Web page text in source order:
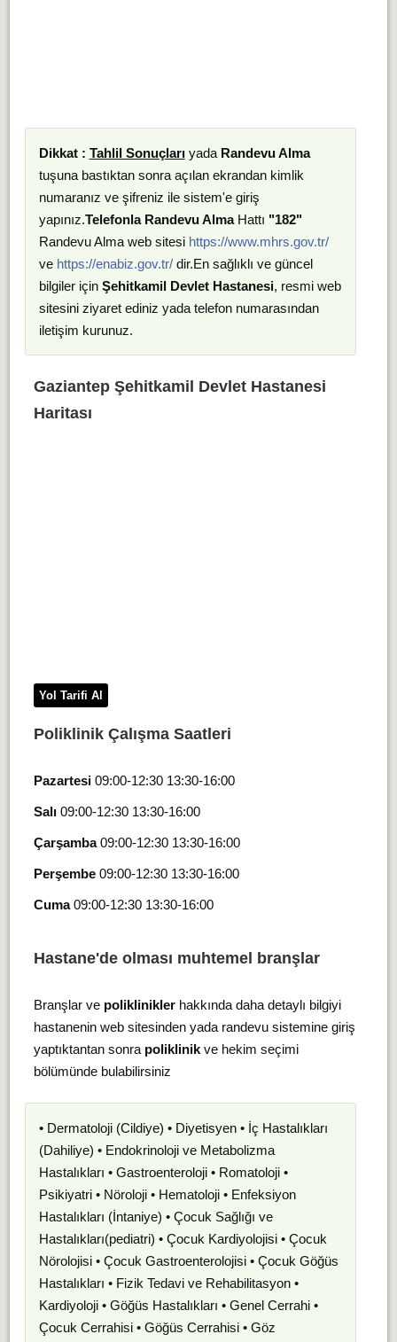
Dikkat : Tahlil Sonuçlarıyada Randevu Alma
tuşuna bastıktan sonra açılan ekrandan kimlik
numaranız ve şifreniz ile sistem'e giriş
yapınız.Telefonla Randevu AlmaHattı "182"
Randevu Alma web sitesi https://www.mhrs.gov.tr/
ve https://enabiz.gov.tr/dir.En sağlıklı ve güncel
bilgiler için Şehitkamil Devlet Hastanesi, resmi web
sitesini ziyaret ediniz yada telefon numarasından
iletişim kurunuz.
Gaziantep Şehitkamil Devlet Hastanesi
Haritası
Yol Tarifi Al
Poliklinik Çalışma Saatleri
Pazartesi09:00-12:30 13:30-16:00
Salı09:00-12:30 13:30-16:00
Çarşamba09:00-12:30 13:30-16:00
Perşembe09:00-12:30 13:30-16:00
Cuma09:00-12:30 13:30-16:00
Hastane'de olması muhtemel branşlar
Branşlar ve polikliniklerhakkında daha detaylı bilgiyi
hastanenin web sitesinden yada randevu sistemine giriş
yaptıktantan sonra poliklinikve hekim seçimi
bölümünde bulabilirsiniz
• Dermatoloji (Cildiye) • Diyetisyen • İç Hastalıkları
(Dahiliye) • Endokrinoloji ve Metabolizma
Hastalıkları • Gastroenteroloji • Romatoloji •
Psikiyatri • Nöroloji • Hematoloji • Enfeksiyon
Hastalıkları (İntaniye) • Çocuk Sağlığı ve
Hastalıkları(pediatri) • Çocuk Kardiyolojisi • Çocuk
Nörolojisi • Çocuk Gastroenterolojisi • Çocuk Göğüs
Hastalıkları • Fizik Tedavi ve Rehabilitasyon •
Kardiyoloji • Göğüs Hastalıkları • Genel Cerrahi •
Çocuk Cerrahisi • Göğüs Cerrahisi • Göz